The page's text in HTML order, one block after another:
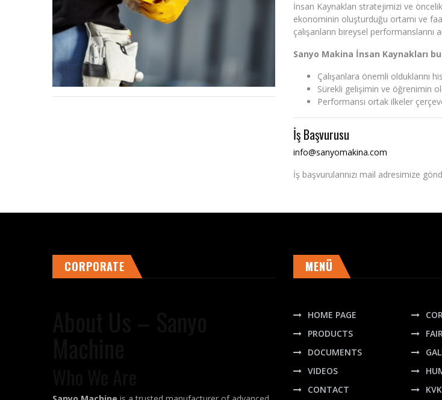
İnsan Kaynakları stratejimizi ve
ekonominin oluşturduğu ortamı ve
çalışanların bireysel
Sanyo Makina İnsan Kaynakları
Çalışanlara önemli olduklarını
Sürekli gelişimin ve öğrenimin
Performansı ortak ilkeler
İş Başvurusu
info@sanyomakina.com
İş başvurularınızı mail adresimize
CORPORATE MENÜ
HOME PAGE
PRODUCTS
DOCUMENTS
VIDEOS
CONTACT